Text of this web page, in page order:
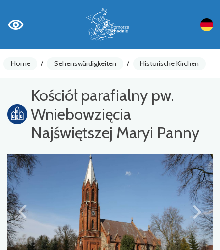
Home / Sehenswürdigkeiten / Historische Kirchen
Kościół parafialny pw.
Wniebowzięcia
Najświętszej Maryi Panny